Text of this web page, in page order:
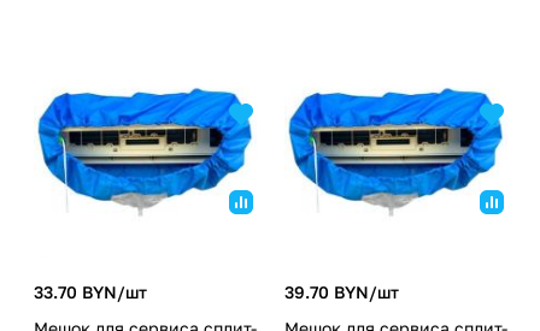
33.70 BYN/шт
39.70 BYN/шт